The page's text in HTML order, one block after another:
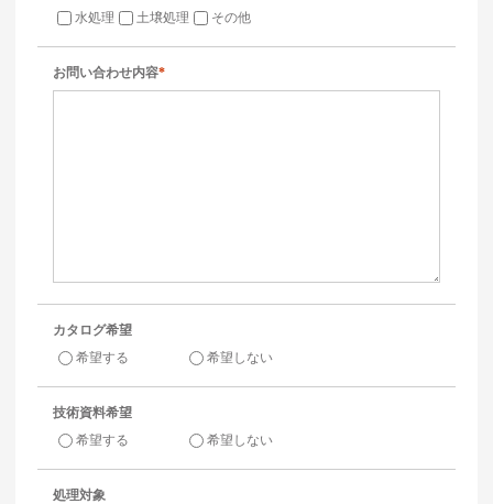
水処理
土壌処理 その他
お問い合わせ内容*
カタログ希望
希望する
希望しない
技術資料希望
希望する
希望しない
処理対象